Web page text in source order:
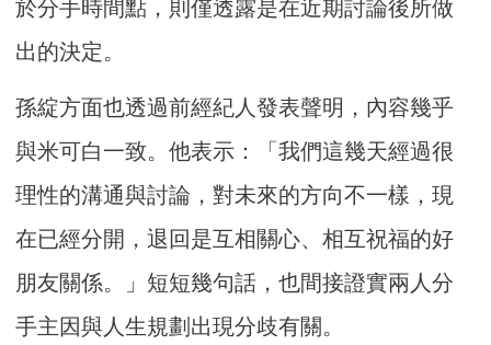
於分手時間點，則僅透露是在近期討論後所做
出的決定。
孫綻方面也透過前經紀人發表聲明，內容幾乎
與米可白一致。他表示：「我們這幾天經過很
理性的溝通與討論，對未來的方向不一樣，現
在已經分開，退回是互相關心、相互祝福的好
朋友關係。」短短幾句話，也間接證實兩人分
手主因與人生規劃出現分歧有關。